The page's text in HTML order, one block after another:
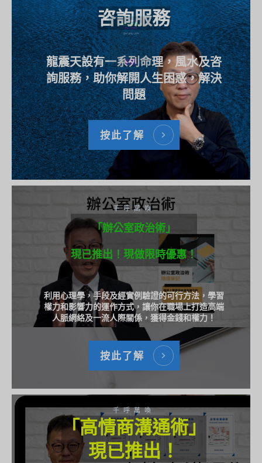
咨詢服務
龍震天設有一系列命理，風水及咨
詢服務，助你解開人生困惑，解決
問題
按此了解
千呼萬喚
「辦公室政治術」
現已推出！現做限時優惠！
利用心理學，手段及經實例驗證的可行方法，學習
權力和影響力的運作方式，讓你在職場上打造高端
人脈網絡及一流人際關係，獲得金錢和權力！
按此了解
千呼萬喚
「高情商溝通術」
現已推出！
按此了解